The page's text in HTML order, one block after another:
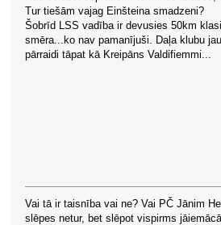
Tur tiešām vajag Einšteina smadzeni?
Šobrīd LSS vadība ir devusies 50km
smēra...ko nav pamanījuši. Daļa klubu
pārraidi tāpat kā Kreipāns Valdifiemmi...
Vai tā ir taisnība vai ne? Vai PČ Jānim
slēpes netur, bet slēpot vispirms